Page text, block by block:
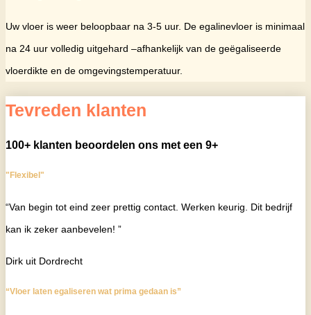
Uw vloer is weer beloopbaar na 3-5 uur. De egalinevloer is minimaal
na 24 uur volledig uitgehard –afhankelijk van de geëgaliseerde
vloerdikte en de omgevingstemperatuur.
Tevreden klanten
100+ klanten beoordelen ons met een 9+
"Flexibel"
“Van begin tot eind zeer prettig contact. Werken keurig. Dit bedrijf
kan ik zeker aanbevelen! ”
Dirk uit Dordrecht
“Vloer laten egaliseren wat prima gedaan is”